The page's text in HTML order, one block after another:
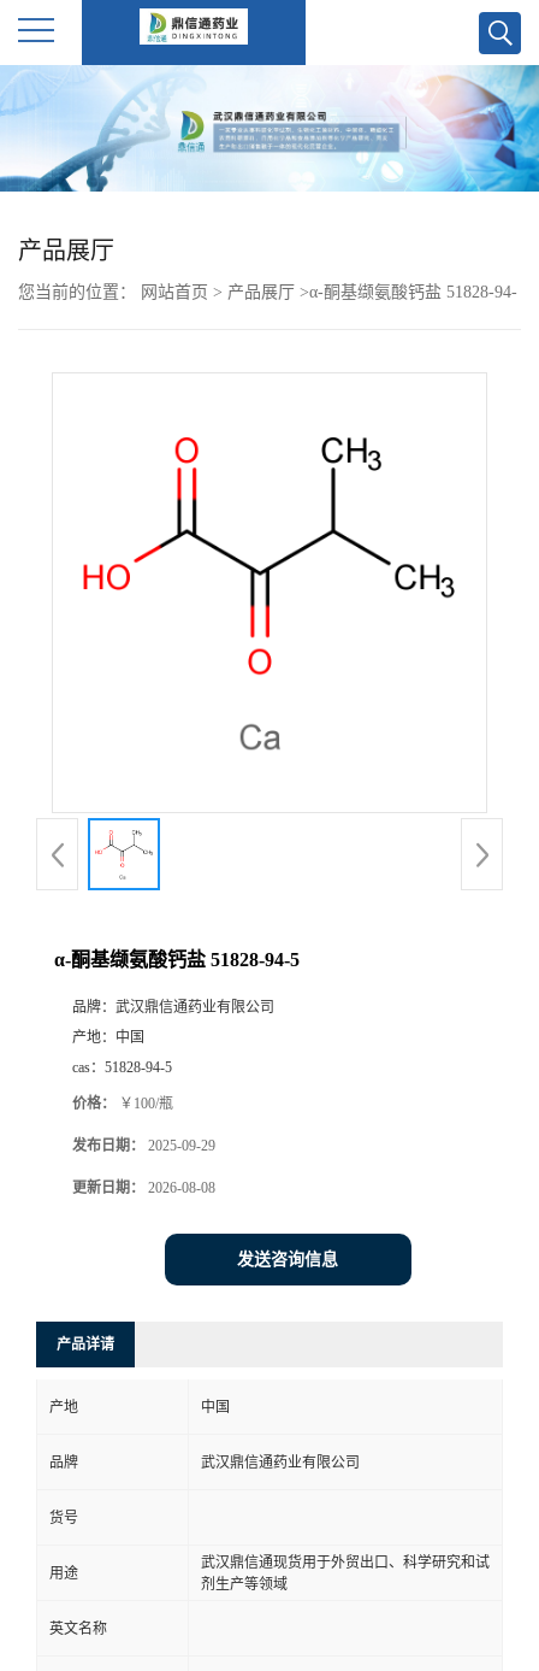
公
产
产品展厅
您当前的位置： 网站首页 > 产品展厅 >α-酮基缬氨酸钙盐 51828-94-
α-酮基缬氨酸钙盐 51828-94-5
品牌： 武汉鼎信通药业有限公司
产地： 中国
cas： 51828-94-5
价格： ￥100/瓶
发布日期： 2025-09-29
更新日期： 2026-08-08
发送咨询信息
产品详请
产地 中国
品牌 武汉鼎信通药业有限公司
货号
用途
武汉鼎信通现货用于外贸出口、科学研究和试
剂生产等领域
英文名称